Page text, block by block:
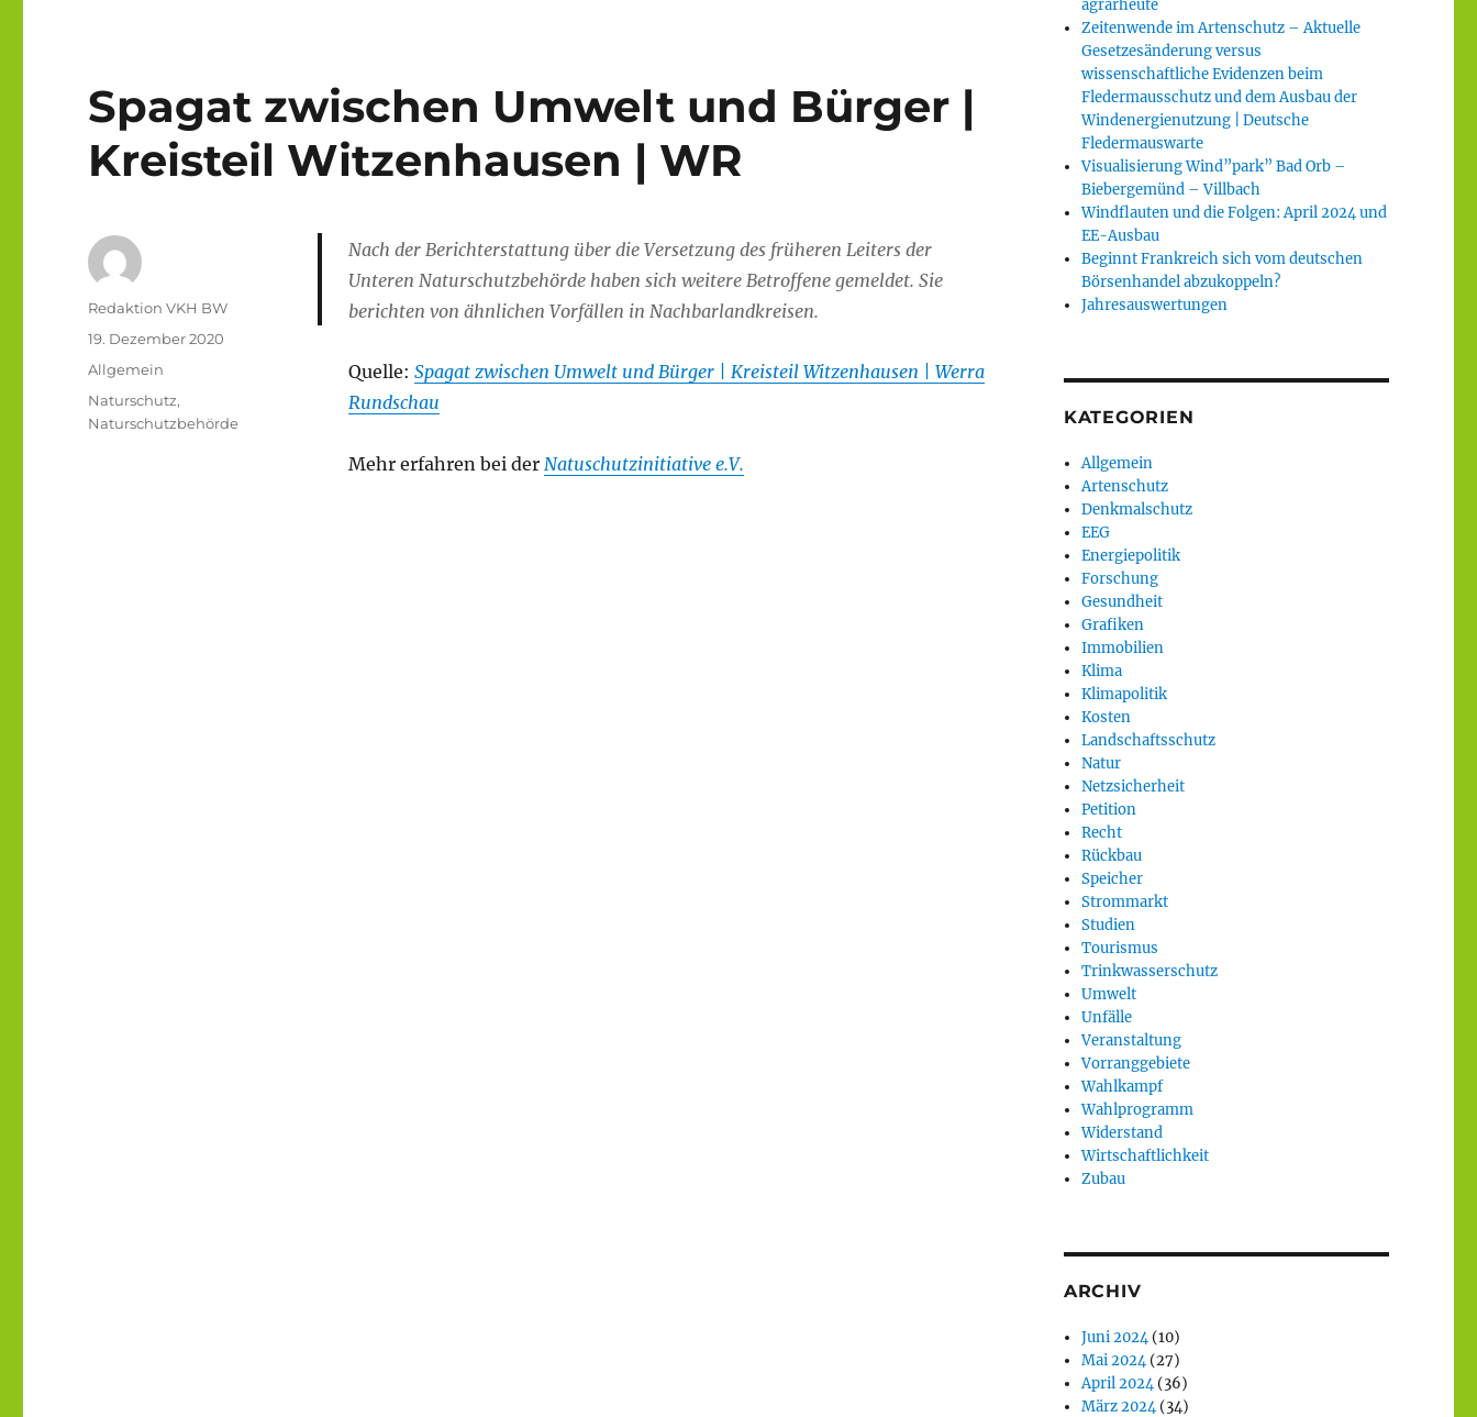
Spagat zwischen Umwelt und Bürger |
Kreisteil Witzenhausen | WR
Nach der Berichterstattung über die Versetzung des früheren Leiters der
Unteren Naturschutzbehörde haben sich weitere Betroffene gemeldet. Sie
berichten von ähnlichen Vorfällen in Nachbarlandkreisen.
Quelle: Spagat zwischen Umwelt und Bürger | Kreisteil Witzenhausen | Werra
Rundschau
Mehr erfahren bei der Natuschutzinitiative e.V.
Autor
Redaktion VKH BW
Veröffentlicht
am
19. Dezember 2020
Kategorien
Allgemein
Schlagwörter
Naturschutz,
Naturschutzbehörde
agrarheute
Zeitenwende im Artenschutz – Aktuelle
Gesetzesänderung versus
wissenschaftliche Evidenzen beim
Fledermausschutz und dem Ausbau der
Windenergienutzung | Deutsche
Fledermauswarte
Visualisierung Wind”park” Bad Orb –
Biebergemünd – Villbach
Windflauten und die Folgen: April 2024 und
EE-Ausbau
Beginnt Frankreich sich vom deutschen
Börsenhandel abzukoppeln?
Jahresauswertungen
KATEGORIEN
Allgemein
Artenschutz
Denkmalschutz
EEG
Energiepolitik
Forschung
Gesundheit
Grafiken
Immobilien
Klima
Klimapolitik
Kosten
Landschaftsschutz
Natur
Netzsicherheit
Petition
Recht
Rückbau
Speicher
Strommarkt
Studien
Tourismus
Trinkwasserschutz
Umwelt
Unfälle
Veranstaltung
Vorranggebiete
Wahlkampf
Wahlprogramm
Widerstand
Wirtschaftlichkeit
Zubau
ARCHIV
Juni 2024(10)
Mai 2024(27)
April 2024(36)
März 2024(34)